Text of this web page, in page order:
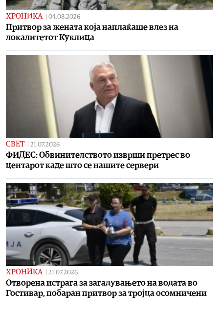
ХРОНИКА 04.08.2026
Притвор за жената која наплаќаше влез на
локалитетот Куклица
СВЕТ 21.07.2026
ФИДЕС: Обвинителството изврши претрес во
центарот каде што се нашите сервери
ХРОНИКА 21.07.2026
Отворена истрага за загадувањето на водата во
Гостивар, побаран притвор за тројца осомничени